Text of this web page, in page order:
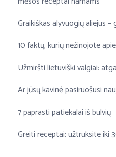
Graikiškas alyvuogių aliejus
10 faktų, kurių nežinojote
Užmiršti lietuviški valgiai:
Ar jūsų kavinė pasiruošusi
7 paprasti patiekalai iš bulvių
Greiti receptai: užtruksite iki